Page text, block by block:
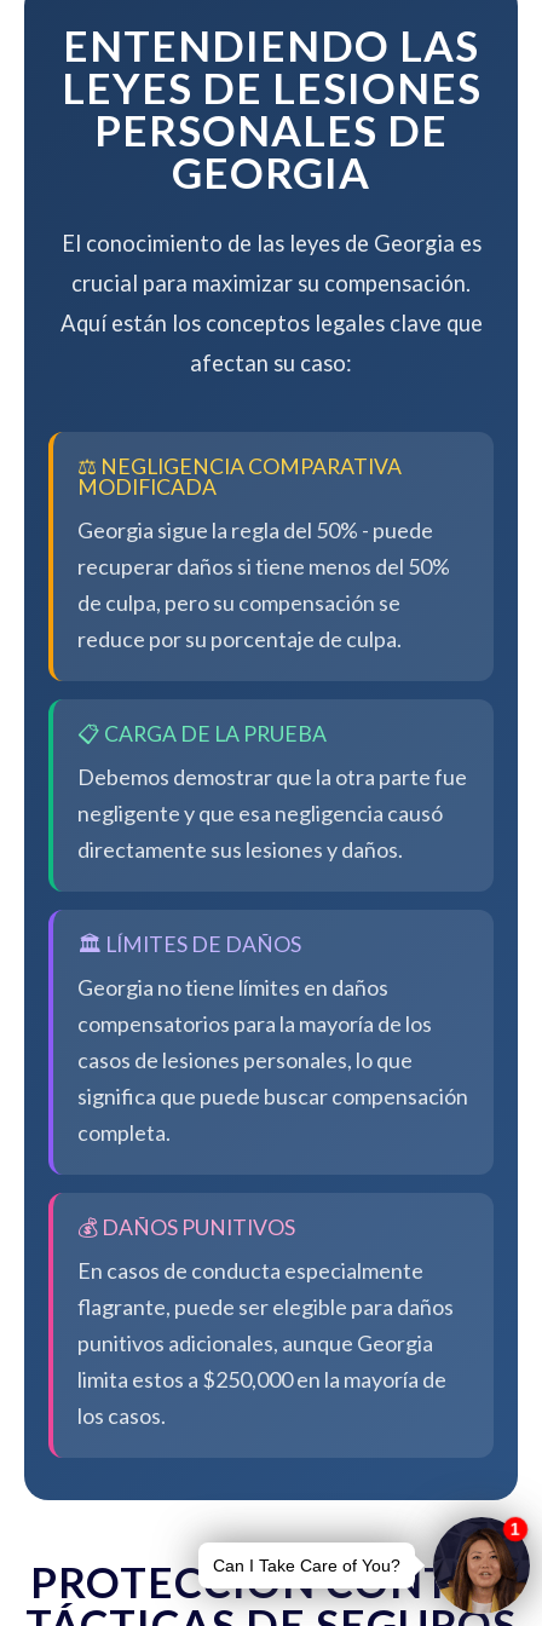
ENTENDIENDO LAS
LEYES DE LESIONES
PERSONALES DE
GEORGIA
El conocimiento de las leyes de Georgia es
crucial para maximizar su compensación.
Aquí están los conceptos legales clave que
afectan su caso:
⚖️ NEGLIGENCIA COMPARATIVA
MODIFICADA
Georgia sigue la regla del 50% - puede
recuperar daños si tiene menos del 50%
de culpa, pero su compensación se
reduce por su porcentaje de culpa.
📋 CARGA DE LA PRUEBA
Debemos demostrar que la otra parte fue
negligente y que esa negligencia causó
directamente sus lesiones y daños.
🏛️ LÍMITES DE DAÑOS
Georgia no tiene límites en daños
compensatorios para la mayoría de los
casos de lesiones personales, lo que
significa que puede buscar compensación
completa.
💰 DAÑOS PUNITIVOS
En casos de conducta especialmente
flagrante, puede ser elegible para daños
punitivos adicionales, aunque Georgia
limita estos a $250,000 en la mayoría de
los casos.
PROTECCIÓN CONTRA